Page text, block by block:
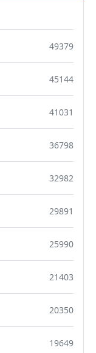
49379
45144
41031
36798
32982
29891
25990
21403
20350
19649